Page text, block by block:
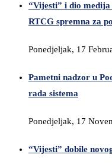
“Vijesti” i dio
RTCG spremna za
Ponedjeljak, 17
Pametni nadzor u
rada sistema
Ponedjeljak, 17
“Vijesti” dobile